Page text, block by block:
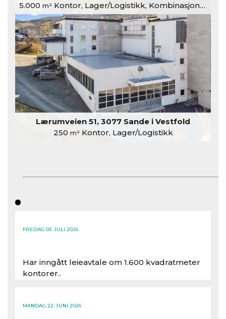
5.000 m²Kontor, Lager/Logistikk, Kombinasjonslokaler
Lærumveien 51, 3077 Sande i Vestfold
250 m²Kontor, Lager/Logistikk
FREDAG 03. JULI 2026
Har inngått leieavtale om 1.600 kvadratmeter
kontorer..
MANDAG 22. JUNI 2026